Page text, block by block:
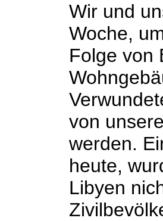
Wir und
Woche,
Folge von
von
werden.
heute,
Libyen